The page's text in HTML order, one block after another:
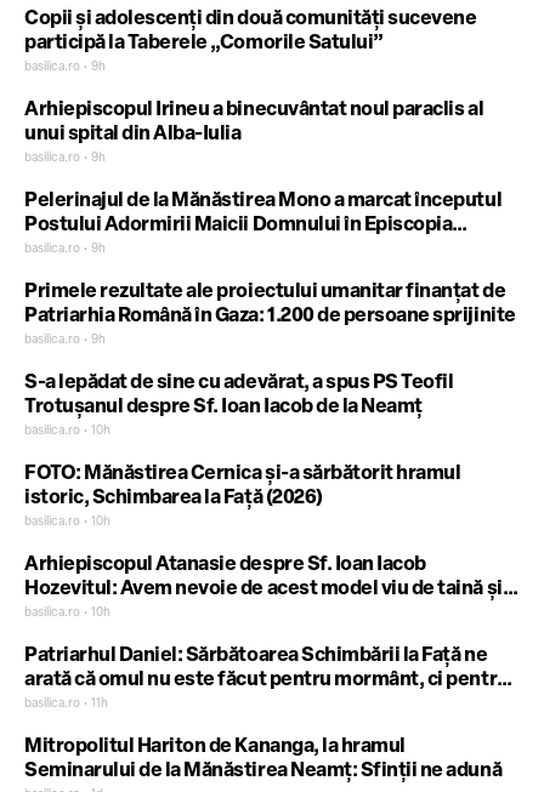
Copii și adolescenți din două comunități sucevene
participă la Taberele „Comorile Satului”
basilica.ro • 9h
Arhiepiscopul Irineu a binecuvântat noul paraclis al
unui spital din Alba-Iulia
basilica.ro • 9h
Pelerinajul de la Mănăstirea Mono a marcat începutul
Postului Adormirii Maicii Domnului în Episcopia
Canadei
basilica.ro • 9h
Primele rezultate ale proiectului umanitar finanțat de
Patriarhia Română în Gaza: 1.200 de persoane sprijinite
basilica.ro • 9h
S-a lepădat de sine cu adevărat, a spus PS Teofil
Trotușanul despre Sf. Ioan Iacob de la Neamț
basilica.ro • 10h
FOTO: Mănăstirea Cernica și-a sărbătorit hramul
istoric, Schimbarea la Față (2026)
basilica.ro • 10h
Arhiepiscopul Atanasie despre Sf. Ioan Iacob
Hozevitul: Avem nevoie de acest model viu de taină și
tăcere
basilica.ro • 10h
Patriarhul Daniel: Sărbătoarea Schimbării la Față ne
arată că omul nu este făcut pentru mormânt, ci pentru
cer
basilica.ro • 11h
Mitropolitul Hariton de Kananga, la hramul
Seminarului de la Mănăstirea Neamț: Sfinții ne adună